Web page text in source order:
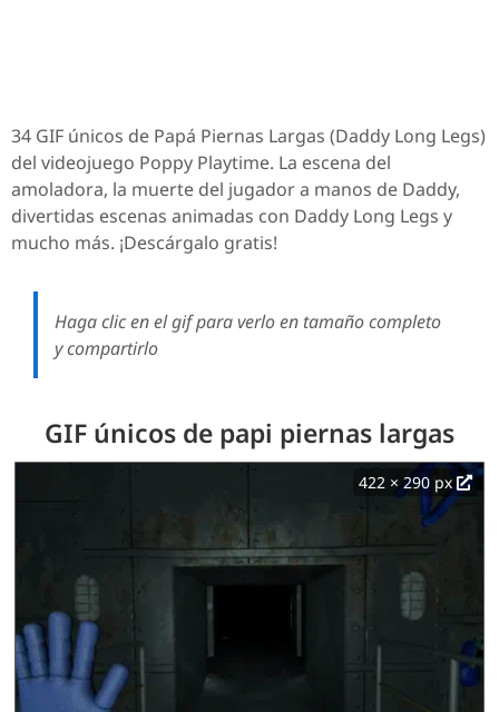
34 GIF únicos de Papá Piernas Largas (Daddy Long Legs)
del videojuego Poppy Playtime. La escena del
amoladora, la muerte del jugador a manos de Daddy,
divertidas escenas animadas con Daddy Long Legs y
mucho más. ¡Descárgalo gratis!
Haga clic en el gif para verlo en tamaño completo
y compartirlo
GIF únicos de papi piernas largas
422 × 290 px